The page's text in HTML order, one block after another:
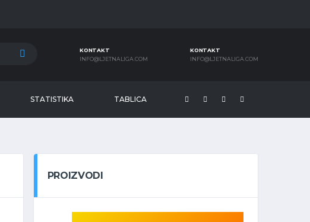
KONTAKT
INFO@LJETNALIGA.COM
KONTAKT
INFO@LJETNALIGA.COM
STATISTIKA TABLICA
PROIZVODI